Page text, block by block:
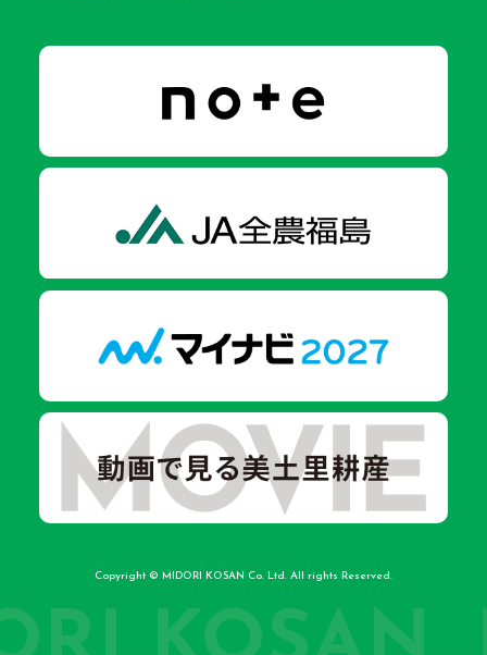
Copyright © MIDORI KOSAN Co. Ltd. All rights Reserved.